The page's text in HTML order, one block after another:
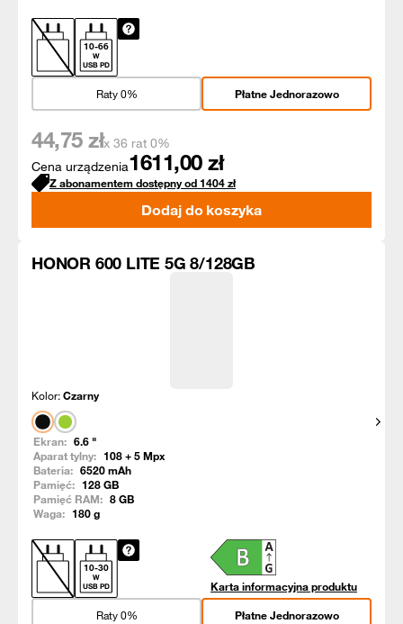
10-66
W
USB PD
Płatne Jednorazowo
Raty 0%
Cena urządzenia1611,00 zł
44,75 złx 36 rat 0%
Z abonamentem dostępny od1404zł
Dodaj do koszyka
HONOR 600 LITE 5G 8/128GB
Kolor:Czarny
Ekran: 6.6 "
Aparat tylny: 108 + 5Mpx
Bateria: 6520mAh
Pamięć: 128GB
Pamięć RAM: 8GB
Waga: 180g
10-30
W
USB PD
Karta informacyjna produktu
Płatne Jednorazowo
Raty 0%